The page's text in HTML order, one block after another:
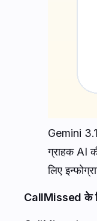
Gemini
ग्राहक AI
लिए
CallMissed के